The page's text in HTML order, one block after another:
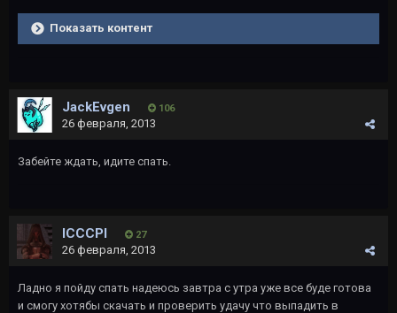
Показать контент
JackEvgen 106
26 февраля, 2013
Забейте ждать, идите спать.
lCCCPl 27
26 февраля, 2013
Ладно я пойду спать надеюсь завтра с утра уже все буде готова
и смогу хотябы скачать и проверить удачу что выпадить в